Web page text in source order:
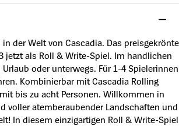
der Welt von Cascadia. Das preisgekrönte
jetzt als Roll & Write-Spiel. Im handlichen
oder unterwegs. Für 1-4 Spielerinnen
Kombinierbar mit Cascadia Rolling
bis zu acht Personen. Willkommen in
voller atemberaubender Landschaften und
In diesem einzigartigen Roll & Write-Spiel